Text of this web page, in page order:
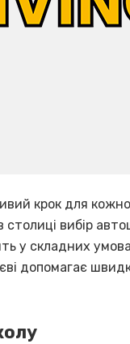
крок для
столиці вибір
у складних
допомагає